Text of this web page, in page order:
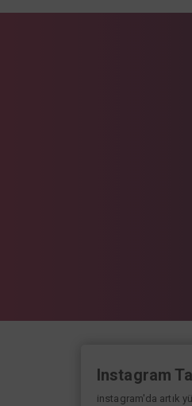
Instagram
instagram'da artık